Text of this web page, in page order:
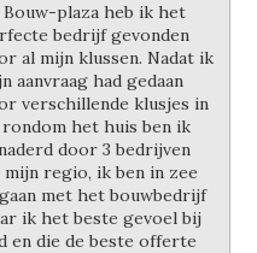
Bouw-plaza heb ik het
bedrijf gevonden
al mijn klussen. Nadat ik
aanvraag had gedaan
verschillende klusjes in
rondom het huis ben ik
door 3 bedrijven
mijn regio, ik ben in zee
met het bouwbedrijf
ik het beste gevoel bij
en die de beste offerte